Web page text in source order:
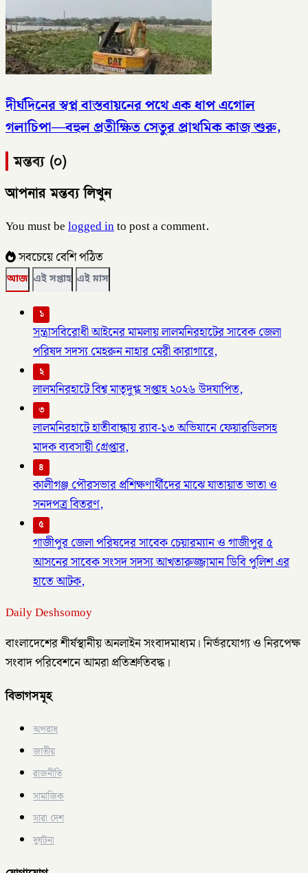
দীর্ঘদিনের স্বপ্ন বাস্তবায়নের পথে এক ধাপ এগোল
গলাচিপা—বহুল প্রতীক্ষিত সেতুর প্রাথমিক কাজ শুরু,
মন্তব্য (০)
আপনার মন্তব্য লিখুন
You must belogged into post a comment.
সবচেয়ে বেশি পঠিত
আজ এই সপ্তাহ এই মাস
১
সন্ত্রাসবিরোধী আইনের মামলায় লালমনিরহাটের সাবেক জেলা
পরিষদ সদস্য মেহরুন নাহার মেরী কারাগারে,
২
লালমনিরহাটে বিশ্ব মাতৃদুগ্ধ সপ্তাহ ২০২৬ উদযাপিত,
৩
লালমনিরহাটে হাতীবান্ধায় র‌্যাব-১৩ অভিযানে ফেয়ারডিলসহ
মাদক ব্যবসায়ী গ্রেপ্তার,
৪
কালীগঞ্জ পৌরসভার প্রশিক্ষণার্থীদের মাঝে যাতায়াত ভাতা ও
সনদপত্র বিতরণ,
৫
গাজীপুর জেলা পরিষদের সাবেক চেয়ারম্যান ও গাজীপুর ৫
আসনের সাবেক সংসদ সদস্য আখতারুজ্জামান ডিবি পুলিশ এর
হাতে আটক,
Daily Deshsomoy
বাংলাদেশের শীর্ষস্থানীয় অনলাইন সংবাদমাধ্যম। নির্ভরযোগ্য ও নিরপেক্ষ
সংবাদ পরিবেশনে আমরা প্রতিশ্রুতিবদ্ধ।
বিভাগসমূহ
অপরাধ
জাতীয়
রাজনীতি
সামাজিক
সারা দেশ
দুর্ঘটনা